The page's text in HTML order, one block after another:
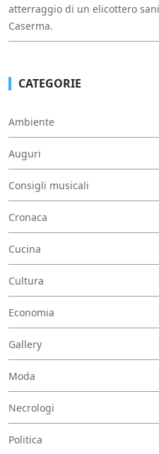
atterraggio di un elicottero
Caserma.
CATEGORIE
Ambiente
Auguri
Consigli musicali
Cronaca
Cucina
Cultura
Economia
Gallery
Moda
Necrologi
Politica